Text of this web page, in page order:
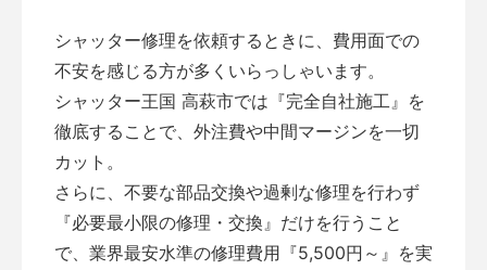
シャッター修理を依頼するときに、費用面での
不安を感じる方が多くいらっしゃいます。
シャッター王国 高萩市では『完全自社施工』を
徹底することで、外注費や中間マージンを一切
カット。
さらに、不要な部品交換や過剰な修理を行わず
『必要最小限の修理・交換』だけを行うこと
で、業界最安水準の修理費用『5,500円～』を実